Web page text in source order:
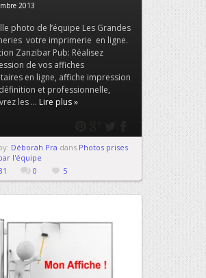
2013
photo de l’équipe Les Grandes
votre imprimerie en ligne.
Zanzibar Pub: Réalisez
de vos affiches
en ligne, affiche impression
et professionnelle,
les ... Lire plus »
Déborah Pra dans Photos prises
l'équipe
0 5